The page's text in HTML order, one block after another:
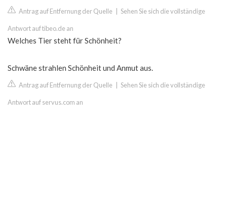
Antrag auf Entfernung der Quelle Sehen Sie sich die vollständige
Antwort auf tibeo.de an
Welches Tier steht für Schönheit?
Schwäne strahlen Schönheit und Anmut aus.
Antrag auf Entfernung der Quelle Sehen Sie sich die vollständige
Antwort auf servus.com an